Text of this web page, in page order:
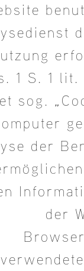
1 S. 1 lit.
sog.
der
der